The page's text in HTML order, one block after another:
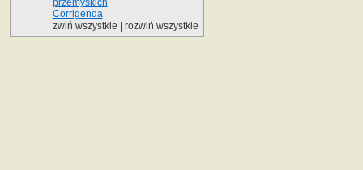
przemyskich
Corrigenda
zwiń wszystkie
rozwiń wszystkie